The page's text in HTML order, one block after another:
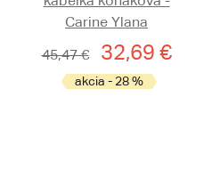
Carine Ylana
45,47 €
32,69 €
akcia - 28 %